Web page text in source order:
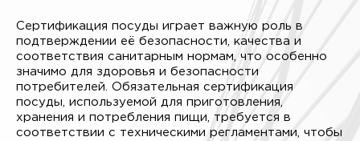
Сертификация посуды играет важную роль в
подтверждении её безопасности, качества и
соответствия санитарным нормам, что особенно
значимо для здоровья и безопасности
потребителей. Обязательная сертификация
посуды, используемой для приготовления,
хранения и потребления пищи, требуется в
соответствии с техническими регламентами, чтобы